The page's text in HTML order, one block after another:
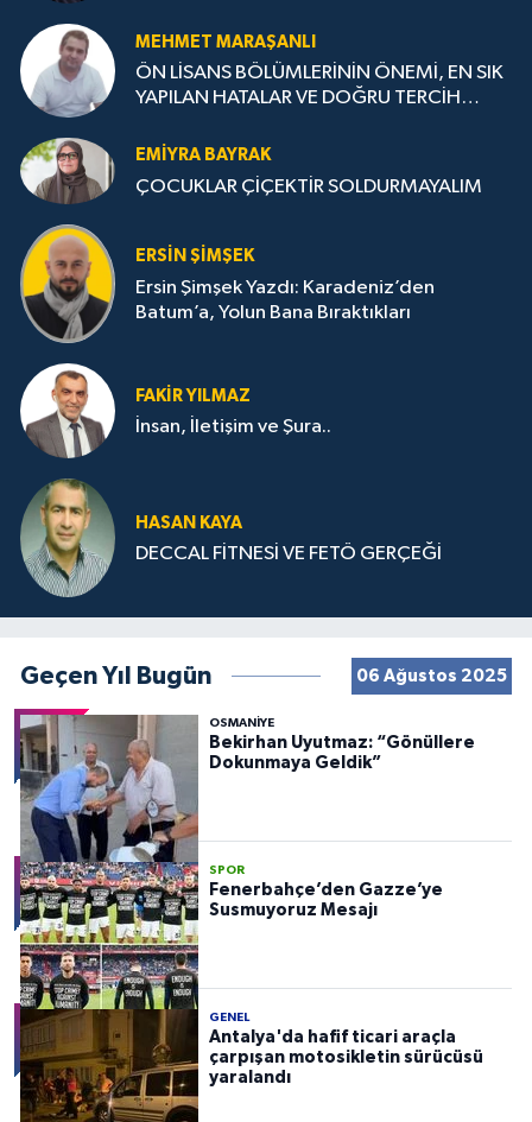
MEHMET MARAŞANLI
ÖN LİSANS BÖLÜMLERİNİN ÖNEMİ, EN SIK
YAPILAN HATALAR VE DOĞRU TERCİH
EMIYRA BAYRAK
ÇOCUKLAR ÇİÇEKTİR SOLDURMAYALIM
ERSIN ŞIMŞEK
Ersin Şimşek Yazdı: Karadeniz’den
Batum’a, Yolun Bana Bıraktıkları
FAKIR YILMAZ
İnsan, İletişim ve Şura..
HASAN KAYA
DECCAL FİTNESİ VE FETÖ GERÇEĞİ
Geçen Yıl Bugün 06 Ağustos 2025
OSMANIYE
Bekirhan Uyutmaz: “Gönüllere
Dokunmaya Geldik”
SPOR
Fenerbahçe’den Gazze’ye
Susmuyoruz Mesajı
GENEL
Antalya'da hafif ticari araçla
çarpışan motosikletin sürücüsü
yaralandı